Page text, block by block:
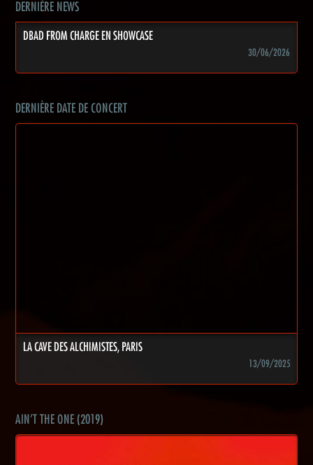
DERNIÈRE NEWS
DBAD FROM CHARGE EN SHOWCASE
30/06/2026
DERNIÈRE DATE DE CONCERT
LA CAVE DES ALCHIMISTES, PARIS
13/09/2025
AIN'T THE ONE (2019)